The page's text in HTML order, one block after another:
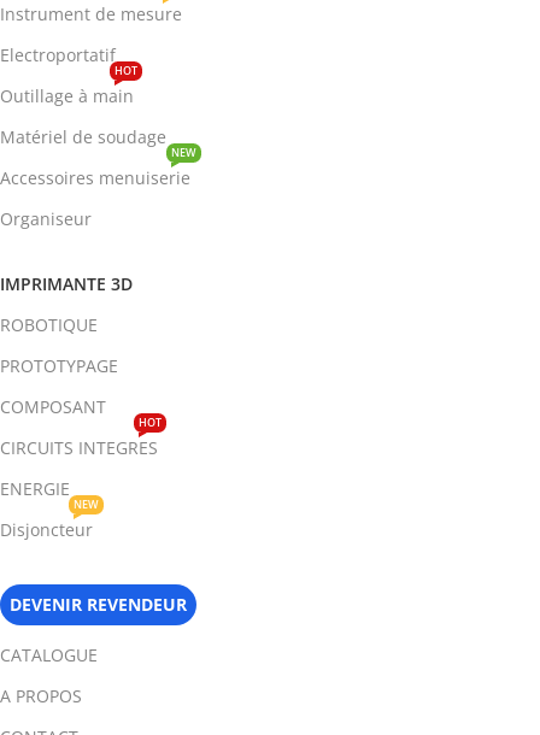
Instrument de mesure
Electroportatif
Outillage à main
HOT
Matériel de soudage
Accessoires menuiserie
NEW
Organiseur
IMPRIMANTE 3D
ROBOTIQUE
PROTOTYPAGE
COMPOSANT
CIRCUITS INTEGRES
HOT
ENERGIE
Disjoncteur
NEW
DEVENIR REVENDEUR
CATALOGUE
A PROPOS